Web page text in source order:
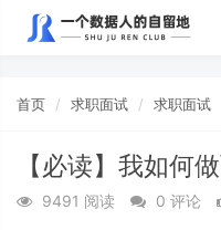
首页 求职面试 求职面试
【必读】我如何
9491 阅读 0 评论